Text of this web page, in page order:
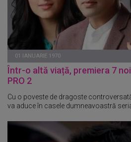
01 IANUARIE 1970
Într-o altă viață, premiera 7
PRO 2
Cu o poveste de dragoste
va aduce în casele dumneavoastră